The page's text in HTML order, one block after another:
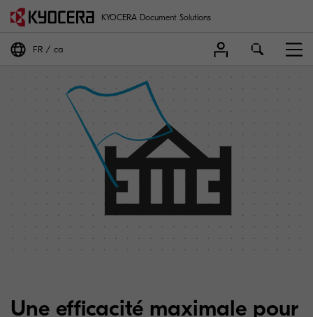
KYOCERA Document Solutions
FR ca
Une efficacité maximale pour